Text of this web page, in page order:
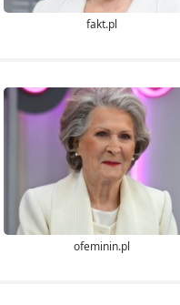
fakt.pl
ofeminin.pl